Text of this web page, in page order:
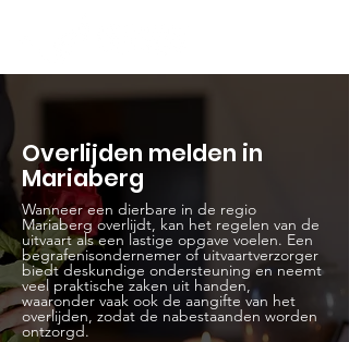
Overlijden melden in
Mariaberg
Wanneer een dierbare in de regio
Mariaberg overlijdt, kan het regelen van de
uitvaart als een lastige opgave voelen. Een
begrafenisondernemer of uitvaartverzorger
biedt deskundige ondersteuning en neemt
veel praktische zaken uit handen,
waaronder vaak ook de aangifte van het
overlijden, zodat de nabestaanden worden
ontzorgd.